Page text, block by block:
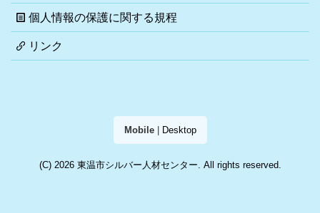
個人情報の保護に関する規程
リンク
Mobile| Desktop
(C) 2026 東温市シルバー人材センター. All rights reserved.